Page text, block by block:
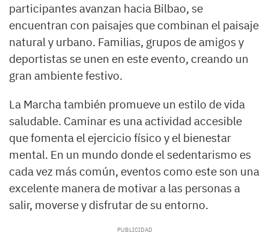
participantes avanzan hacia Bilbao, se
encuentran con paisajes que combinan el paisaje
natural y urbano. Familias, grupos de amigos y
deportistas se unen en este evento, creando un
gran ambiente festivo.
La Marcha también promueve un estilo de vida
saludable. Caminar es una actividad accesible
que fomenta el ejercicio físico y el bienestar
mental. En un mundo donde el sedentarismo es
cada vez más común, eventos como este son una
excelente manera de motivar a las personas a
salir, moverse y disfrutar de su entorno.